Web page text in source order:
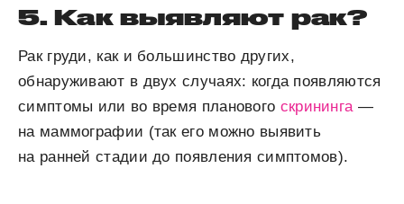
5. Как выявляют рак?
Рак груди, как и большинство других,
обнаруживают в двух случаях: когда появляются
симптомы или во время планового скрининга—
на маммографии (так его можно выявить
на ранней стадии до появления симптомов).